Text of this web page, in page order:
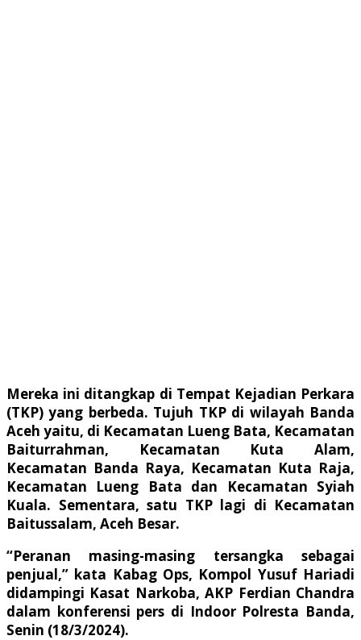
Mereka ini ditangkap di Tempat Kejadian Perkara
(TKP) yang berbeda. Tujuh TKP di wilayah Banda
Aceh yaitu, di Kecamatan Lueng Bata, Kecamatan
Baiturrahman, Kecamatan Kuta Alam,
Kecamatan Banda Raya, Kecamatan Kuta Raja,
Kecamatan Lueng Bata dan Kecamatan Syiah
Kuala. Sementara, satu TKP lagi di Kecamatan
Baitussalam, Aceh Besar.
“Peranan masing-masing tersangka sebagai
penjual,” kata Kabag Ops, Kompol Yusuf Hariadi
didampingi Kasat Narkoba, AKP Ferdian Chandra
dalam konferensi pers di Indoor Polresta Banda,
Senin (18/3/2024).